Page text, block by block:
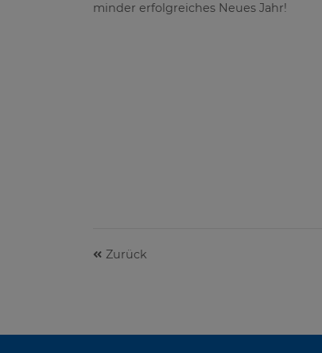
minder erfolgreiches Neues Jahr!
Zurück